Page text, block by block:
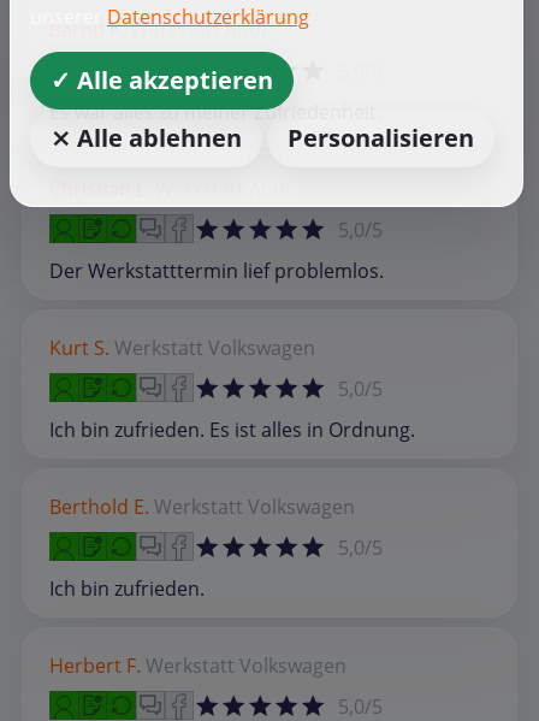
Bernd K.WerkstattAudi
Es war alles zu meiner Zufriedenheit.
5,0/5
Der Werkstatttermin lief problemlos.
Kurt S. Werkstatt Volkswagen
5,0/5
Ich bin zufrieden. Es ist alles in Ordnung.
Berthold E. Werkstatt Volkswagen
5,0/5
Ich bin zufrieden.
Herbert F. Werkstatt Volkswagen
5,0/5
Datenschutzerklärung
✓ Alle akzeptieren
⨯ Alle ablehnen
Personalisieren